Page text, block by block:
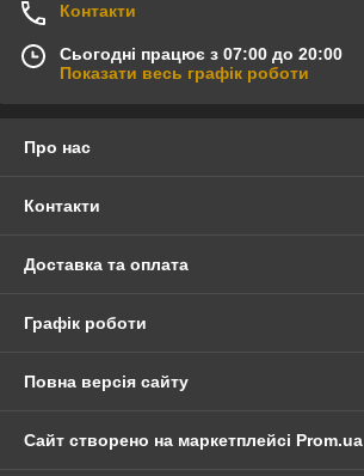
Контакти
Сьогодні працює з 07:00 до 20:00
Показати весь графік роботи
Про нас
Контакти
Доставка та оплата
Графік роботи
Повна версія сайту
Сайт створено на маркетплейсі Prom.ua